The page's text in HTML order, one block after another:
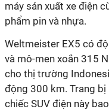
máy sản xuất xe điện
phẩm pin và nhựa.
Weltmeister EX5 có
và mô-men xoắn 315
cho thị trường
động 300 km. Trang
chiếc SUV điện này